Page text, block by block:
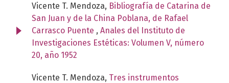
Vicente T. Mendoza, Bibliografía de Catarina de
San Juan y de la China Poblana, de Rafael
Carrasco Puente , Anales del Instituto de
Investigaciones Estéticas: Volumen V, número
20, año 1952
Vicente T. Mendoza, Tres instrumentos